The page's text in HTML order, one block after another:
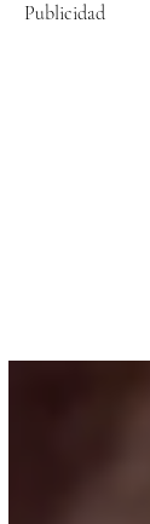
Publicidad